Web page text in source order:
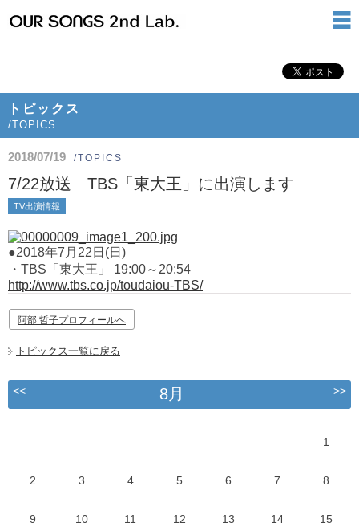
トピックス
/TOPICS
2018/07/19 /TOPICS
7/22放送 TBS「東大王」に出演します
TV出演情報
●2018年7月22日(日)
・TBS「東大王」 19:00～20:54
http://www.tbs.co.jp/toudaiou-TBS/
阿部 哲子プロフィールへ
トピックス一覧に戻る
<< 8月 >>
1
2 3 4 5 6 7 8
9 10 11 12 13 14 15